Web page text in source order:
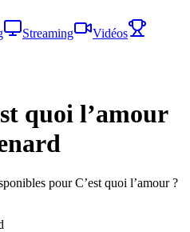
Streaming
Vidéos
quoi l’amour
pour C’est quoi l’amour ?